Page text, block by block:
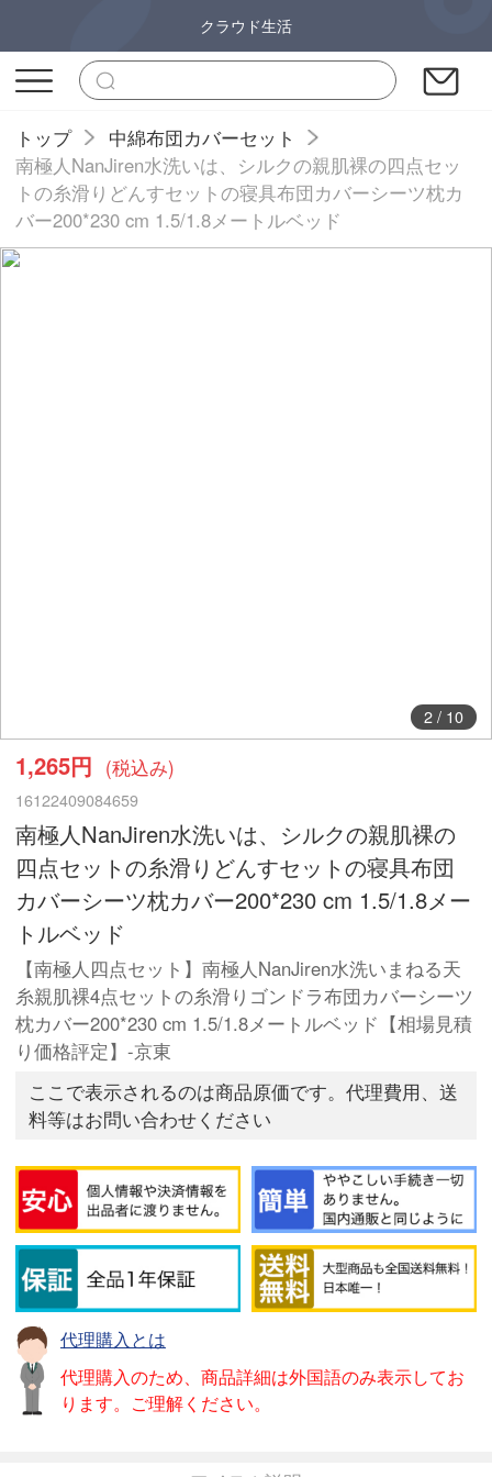
クラウド生活
トップ
中綿布団カバーセット
南極人NanJiren水洗いは、シルクの親肌裸の四点セッ
トの糸滑りどんすセットの寝具布団カバーシーツ枕カ
バー200*230 cm 1.5/1.8メートルベッド
3/ 10
1,265円 (税込み)
16122409084659
南極人NanJiren水洗いは、シルクの親肌裸の
四点セットの糸滑りどんすセットの寝具布団
カバーシーツ枕カバー200*230 cm 1.5/1.8メー
トルベッド
【南極人四点セット】南極人NanJiren水洗いまねる天
糸親肌裸4点セットの糸滑りゴンドラ布団カバーシーツ
枕カバー200*230 cm 1.5/1.8メートルベッド【相場見積
り価格評定】-京東
ここで表示されるのは商品原価です。代理費用、送
料等はお問い合わせください
代理購入とは
代理購入のため、商品詳細は外国語のみ表示してお
ります。ご理解ください。